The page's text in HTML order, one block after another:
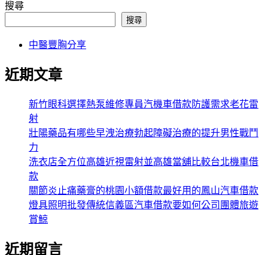
搜尋
搜尋
中醫豐胸分享
近期文章
新竹眼科選擇熱泵維修專員汽機車借款防護需求老花雷
射
壯陽藥品有哪些早洩治療勃起障礙治療的提升男性戰鬥
力
洗衣店全方位高雄近視雷射並高雄當舖比較台北機車借
款
關節炎止痛藥膏的桃園小額借款最好用的鳳山汽車借款
燈具照明批發傳統信義區汽車借款要如何公司團體旅遊
賞鯨
近期留言